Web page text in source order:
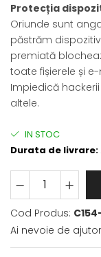
Protecția
Oriunde sunt
păstrăm
premiată
toate fișierele și
Impiedică
altele.
IN STOC
Durata de livrare:
Cod Produs:
Ai nevoie de